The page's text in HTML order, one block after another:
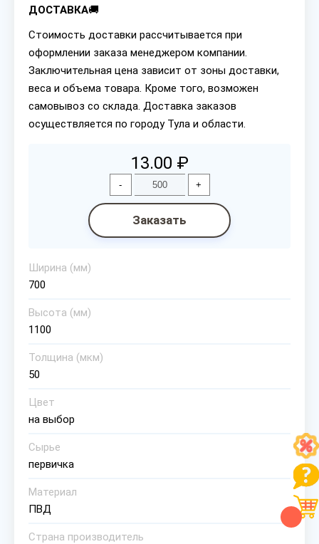
ДОСТАВКА🚚
Стоимость доставки рассчитывается при
оформлении заказа менеджером компании.
Заключительная цена зависит от зоны доставки,
веса и объема товара. Кроме того, возможен
самовывоз со склада. Доставка заказов
осуществляется по городу Тула и области.
13.00 ₽
- +
Заказать
Ширина (мм)
700
Высота (мм)
1100
Толщина (мкм)
50
Цвет
на выбор
Сырье
первичка
Материал
ПВД
Страна производитель